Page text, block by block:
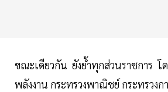
ขณะเดียวกัน ยังย้ำทุกส่วนราชการ โ
พลังงาน กระทรวงพาณิชย์ กระทรวงก